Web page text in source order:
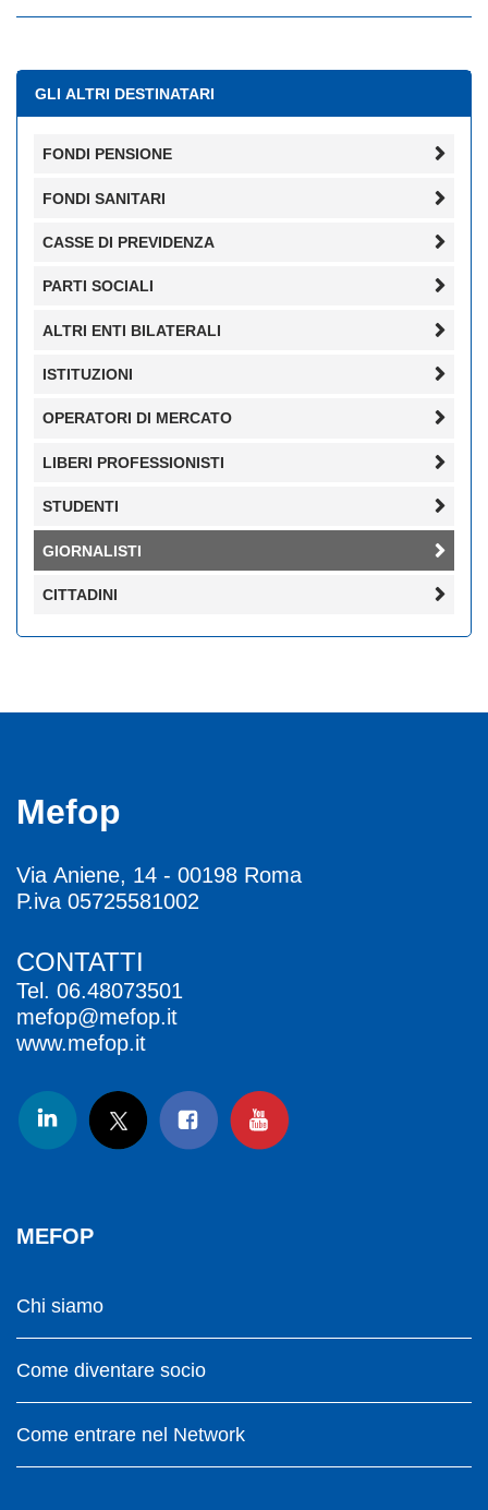
GLI ALTRI DESTINATARI
FONDI PENSIONE
FONDI SANITARI
CASSE DI PREVIDENZA
PARTI SOCIALI
ALTRI ENTI BILATERALI
ISTITUZIONI
OPERATORI DI MERCATO
LIBERI PROFESSIONISTI
STUDENTI
GIORNALISTI
CITTADINI
Mefop
Via Aniene, 14 - 00198 Roma
P.iva 05725581002
CONTATTI
Tel. 06.48073501
mefop@mefop.it
www.mefop.it
MEFOP
Chi siamo
Come diventare socio
Come entrare nel Network